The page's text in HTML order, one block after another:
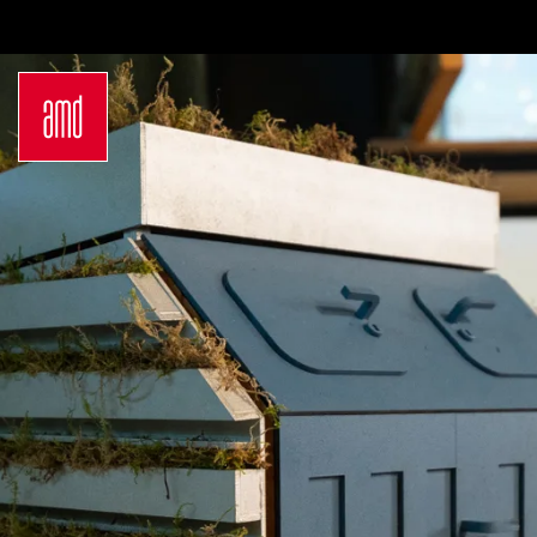
Design
Innenarchitektur
Marken- &
Kommunikationsdesign
Interior Design
Mode Design
Designmanagement
Fashion Journalism &
Communication
Sustainability in
Creative Industries
Fashion & Design
Management
Fashion Design
Master
Luxury Management
Generatives Design &
Kosten & Finanzierung
FAQ
Career Development an
der AMD
Auslandsprogramme
Studierenden
Internationale
Partnerhochschulen
Studieren in
Deutschland
Deinen Campus entdecken
Berlin